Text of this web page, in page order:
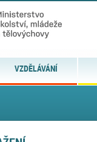
VZDĚLÁVÁNÍ